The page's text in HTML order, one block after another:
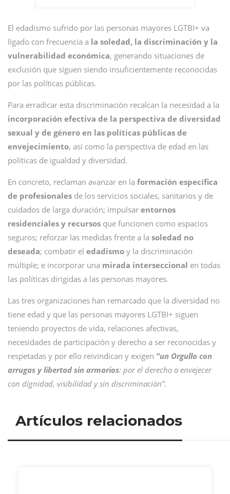
El edadismo sufrido por las personas mayores LGTBI+ va
ligado con frecuencia a la soledad, la discriminación y la
vulnerabilidad económica, generando situaciones de
exclusión que siguen siendo insuficientemente reconocidas
por las políticas públicas.
Para erradicar esta discriminación recalcan la necesidad a la
incorporación efectiva de la perspectiva de diversidad
sexual y de género en las políticas públicas de
envejecimiento, así como la perspectiva de edad en las
políticas de igualdad y diversidad.
En concreto, reclaman avanzar en la formación específica
de profesionales de los servicios sociales, sanitarios y de
cuidados de larga duración; impulsar entornos
residenciales y recursos que funcionen como espacios
seguros; reforzar las medidas frente a la soledad no
deseada; combatir el edadismo y la discriminación
múltiple; e incorporar una mirada interseccional en todas
las políticas dirigidas a las personas mayores.
Las tres organizaciones han remarcado que la diversidad no
tiene edad y que las personas mayores LGTBI+ siguen
teniendo proyectos de vida, relaciones afectivas,
necesidades de participación y derecho a ser reconocidas y
respetadas y por ello reivindican y exigen “un Orgullo con
arrugas y libertad sin armarios: por el derecho a envejecer
con dignidad, visibilidad y sin discriminación”.
Artículos relacionados